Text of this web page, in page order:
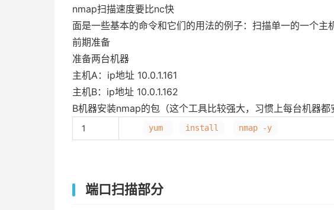
nmap扫描速度要比nc快
面是一些基本的命令和它们的用法的例子：扫描单一的一个主
前期准备
准备两台机器
主机A：ip地址 10.0.1.161
主机B：ip地址 10.0.1.162
B机器安装nmap的包（这个工具比较强大，习惯上每台机器都
1 yum install nmap -y
端口扫描部分